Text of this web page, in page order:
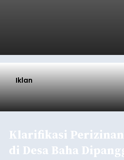
Iklan
Klarifikasi
di Desa Baha